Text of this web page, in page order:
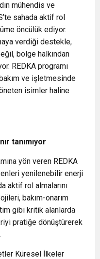
mühendis ve
sahada aktif rol
öncülük ediyor.
verdiği destekle,
bölge halkından
REDKA programı
ve işletmesinde
isimler haline
tanımıyor
yön veren REDKA
yenilenebilir enerji
aktif rol almalarını
bakım-onarım
gibi kritik alanlarda
pratiğe dönüştürerek
Küresel İlkeler